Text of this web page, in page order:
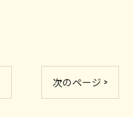
次のページ >